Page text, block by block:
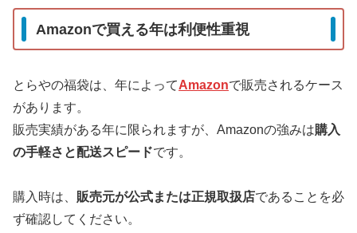
Amazonで買える年は利便性重視
とらやの福袋は、年によってAmazonで販売されるケース
があります。
販売実績がある年に限られますが、Amazonの強みは購入
の手軽さと配送スピードです。
購入時は、 販売元が公式または正規取扱店であることを必
ず確認してください。